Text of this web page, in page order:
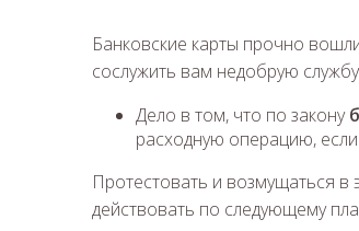
Банковские карты прочно
сослужить вам недобрую
Дело в том, что по закону
расходную операцию, если
Протестовать и возмущаться
действовать по следующему